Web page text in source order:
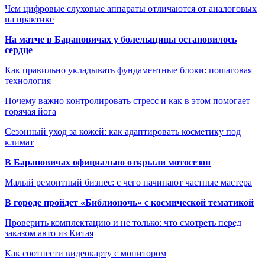
Чем цифровые слуховые аппараты отличаются от аналоговых
на практике
На матче в Барановичах у болельщицы остановилось
сердце
Как правильно укладывать фундаментные блоки: пошаговая
технология
Почему важно контролировать стресс и как в этом помогает
горячая йога
Сезонный уход за кожей: как адаптировать косметику под
климат
В Барановичах официально открыли мотосезон
Малый ремонтный бизнес: с чего начинают частные мастера
В городе пройдет «Библионочь» с космической тематикой
Проверить комплектацию и не только: что смотреть перед
заказом авто из Китая
Как соотнести видеокарту с монитором